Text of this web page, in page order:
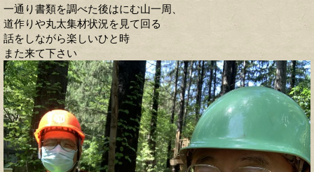
一通り書類を調べた後はにむ山一周、
道作りや丸太集材状況を見て回る
話をしながら楽しいひと時
また来て下さい